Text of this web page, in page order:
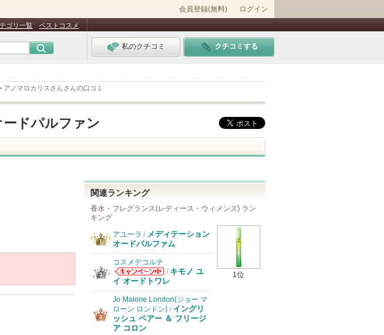
アノマロカリスさんさんの口コミ
会員登録(無料) ログイン
ゴリ一覧 ベストコスメ
私のクチコミ クチコミする
ドパルファン
関連ランキング
香水・フレグランス(レディース・ウィメンズ) ラン
キング
1位
アユーラ / メディテーション
オードパルファム
コスメデコルテ
コスメデコルテ
からのお知らせ
があります
/ キモノ ユ
イ オードトワレ
Jo Malone London(ジョー マ
ローン ロンドン) / イングリ
ッシュ ペアー ＆ フリージ
ア コロン